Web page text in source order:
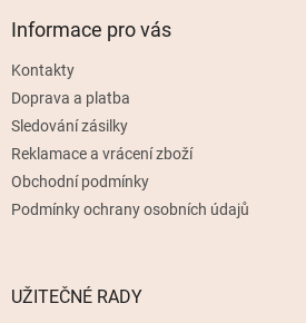
Informace pro vás
Kontakty
Doprava a platba
Sledování zásilky
Reklamace a vrácení zboží
Obchodní podmínky
Podmínky ochrany osobních údajů
UŽITEČNÉ RADY